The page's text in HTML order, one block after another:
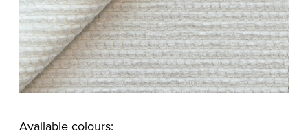
Available colours: